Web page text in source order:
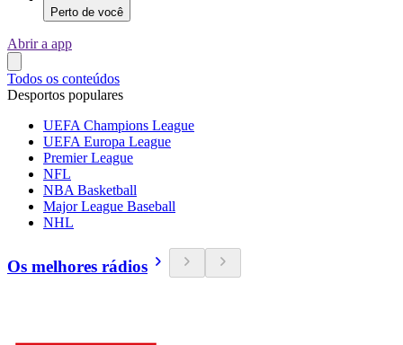
Perto de você
Abrir a app
Todos os conteúdos
Desportos populares
UEFA Champions League
UEFA Europa League
Premier League
NFL
NBA Basketball
Major League Baseball
NHL
Os melhores rádios